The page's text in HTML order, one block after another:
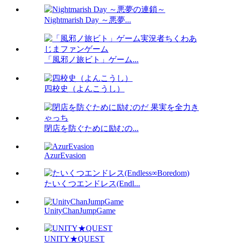
Nightmarish Day ～悪夢...
「風邪ノ旅ビト」ゲーム...
四校史（よんこうし）
閉店を防ぐために励むの...
AzurEvasion
たいくつエンドレス(Endl...
UnityChanJumpGame
UNITY★QUEST